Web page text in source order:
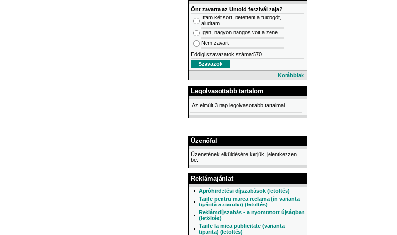
Önt zavarta az Untold feszivál zaja?
Ittam két sört, betettem a füldögót,
aludtam
Igen, nagyon hangos volt a zene
Nem zavart
Eddigi szavazatok száma:570
Korábbiak
Legolvasottabb tartalom
Az elmúlt 3 nap legolvasottabb tartalmai.
Üzenőfal
Üzenetének elküldésére kérjük, jelentkezzen
be.
Reklámajánlat
Apróhirdetési díjszabások (letöltés)
Tarife pentru marea reclama (în varianta
tipărită a ziarului) (letöltés)
Reklámdíjszabás - a nyomtatott újságban
(letöltés)
Tarife la mica publicitate (varianta
tiparita) (letöltés)